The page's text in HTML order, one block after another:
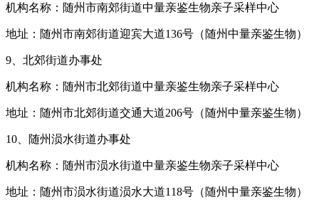
机构名称：随州市南郊街道中量亲鉴生物亲子采样中心
地址：随州市南郊街道迎宾大道136号（随州中量亲鉴生物）
9、北郊街道办事处
机构名称：随州市北郊街道中量亲鉴生物亲子采样中心
地址：随州市北郊街道交通大道206号（随州中量亲鉴生物）
10、随州涢水街道办事处
机构名称：随州市涢水街道中量亲鉴生物亲子采样中心
地址：随州市涢水街道涢水大道118号（随州中量亲鉴生物）